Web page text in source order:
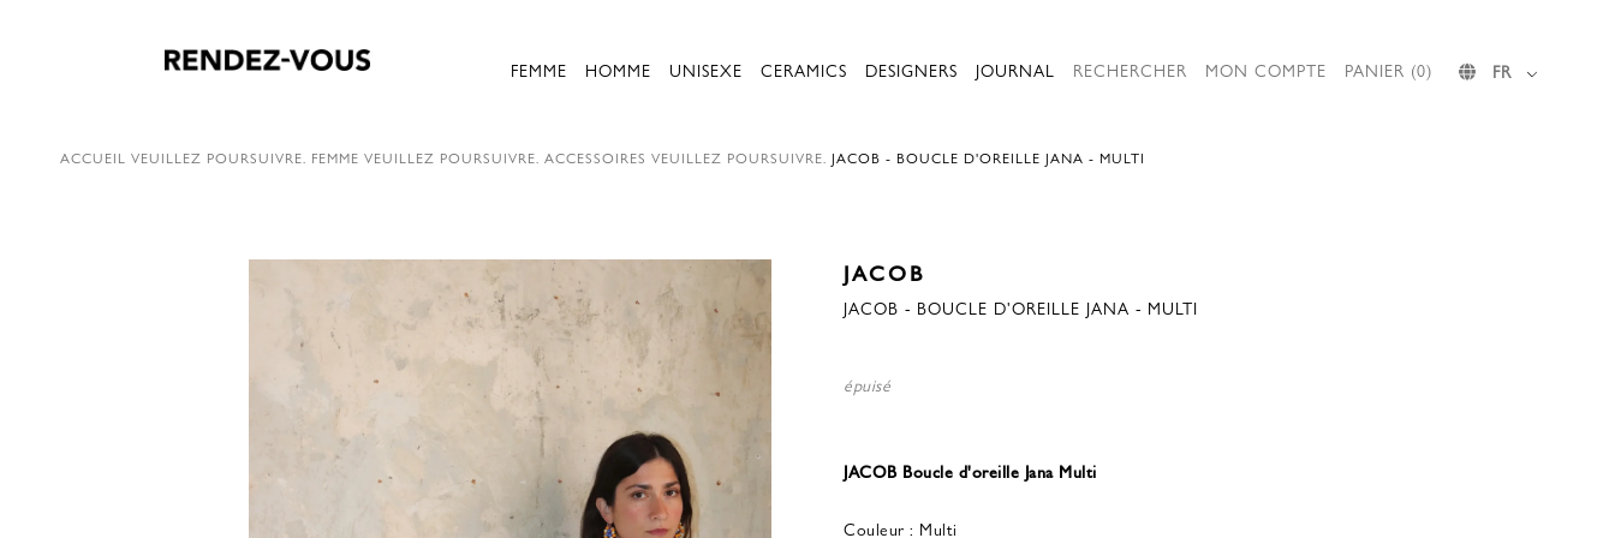
FEMME HOMME UNISEXE CERAMICS DESIGNERS JOURNAL RECHERCHER MON COMPTE PANIER (0) FR
ACCUEIL VEUILLEZ POURSUIVRE. FEMME VEUILLEZ POURSUIVRE. ACCESSOIRES VEUILLEZ POURSUIVRE. JACOB - BOUCLE D'OREILLE JANA - MULTI
JACOB
JACOB - BOUCLE D'OREILLE JANA - MULTI
épuisé
JACOB Boucle d'oreille Jana Multi
Couleur : Multi